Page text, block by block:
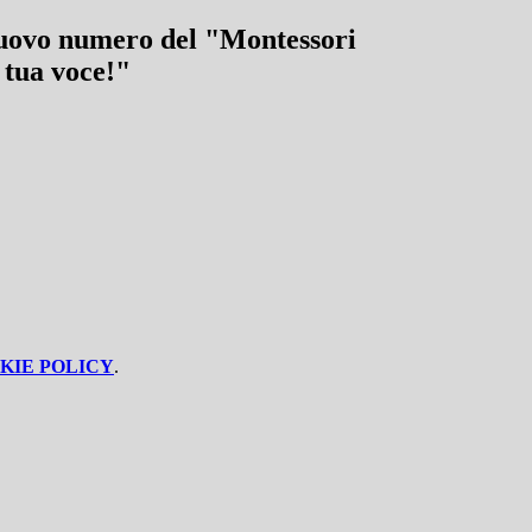
numero del "Montessori
voce!"
POLICY.